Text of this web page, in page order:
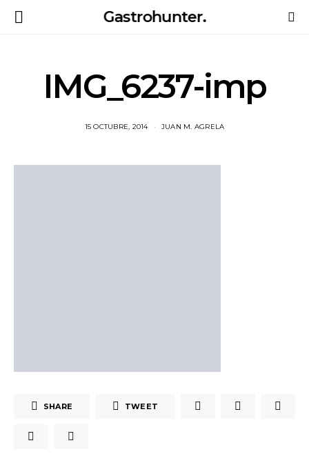
Gastrohunter.
IMG_6237-imp
15 OCTUBRE, 2014 JUAN M. AGRELA
SHARE TWEET